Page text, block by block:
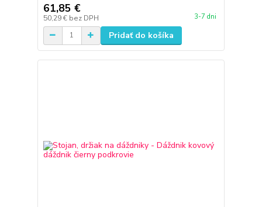
61,85 €
50,29 € bez DPH 3-7 dni
Pridať do košíka